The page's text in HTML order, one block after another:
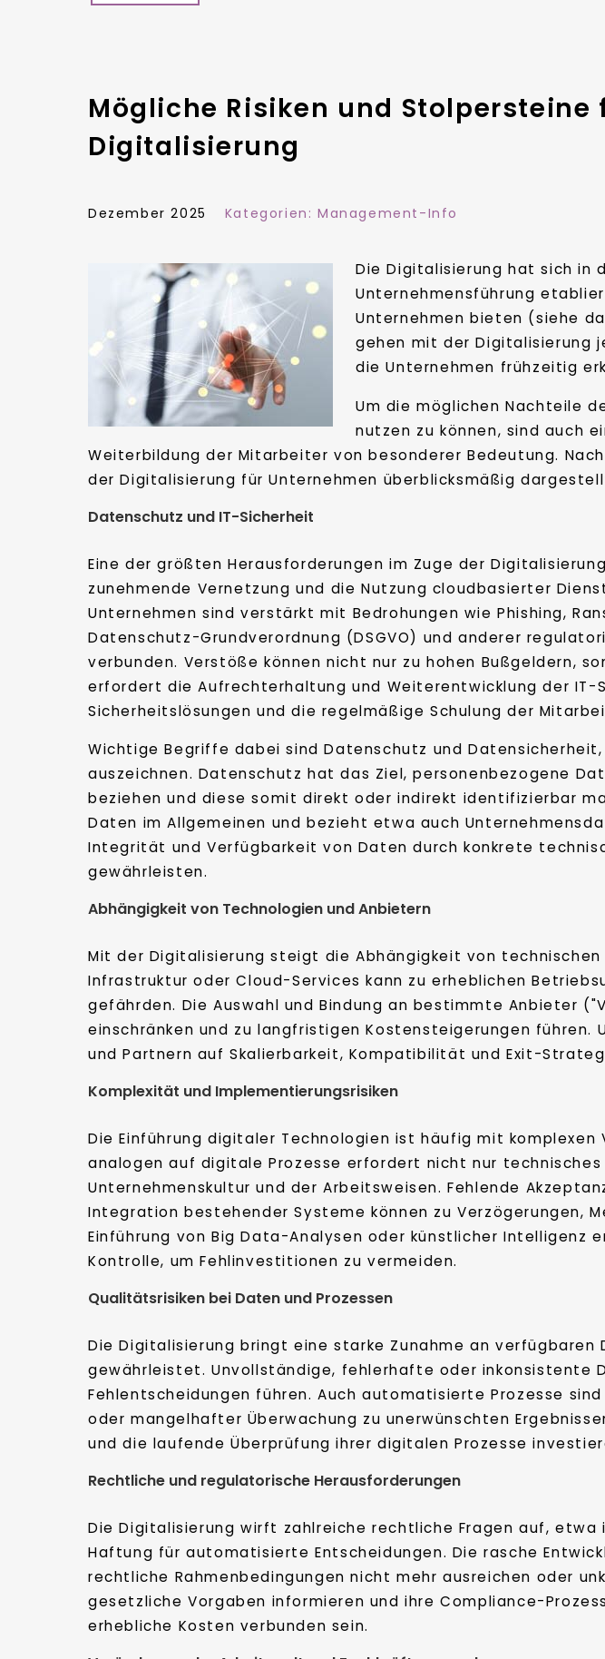
Mögliche Risiken und
Digitalisierung
Dezember 2025 Kategorien:Management-Info
Die Digitalisierung hat sich in
Unternehmensführung
Unternehmen bieten (siehe
gehen mit der Digitalisierung
die Unternehmen frühzeitig
Um die möglichen Nachteile
nutzen zu können, sind auch
Weiterbildung der Mitarbeiter von besonderer Bedeutung.
der Digitalisierung für Unternehmen überblicksmäßig
Datenschutz und IT-Sicherheit
Eine der größten Herausforderungen im Zuge der
zunehmende Vernetzung und die Nutzung cloudbasierter
Unternehmen sind verstärkt mit Bedrohungen wie Phishing,
Datenschutz-Grundverordnung (DSGVO) und anderer
verbunden. Verstöße können nicht nur zu hohen Bußgeldern,
erfordert die Aufrechterhaltung und Weiterentwicklung der
Sicherheitslösungen und die regelmäßige Schulung der
Wichtige Begriffe dabei sind Datenschutz und
auszeichnen. Datenschutz hat das Ziel, personenbezogene
beziehen und diese somit direkt oder indirekt identifizierbar
Daten im Allgemeinen und bezieht etwa auch
Integrität und Verfügbarkeit von Daten durch konkrete
gewährleisten.
Abhängigkeit von Technologien und Anbietern
Mit der Digitalisierung steigt die Abhängigkeit von
Infrastruktur oder Cloud-Services kann zu erheblichen
gefährden. Die Auswahl und Bindung an bestimmte Anbieter
einschränken und zu langfristigen Kostensteigerungen
und Partnern auf Skalierbarkeit, Kompatibilität und Exit-
Komplexität und Implementierungsrisiken
Die Einführung digitaler Technologien ist häufig mit
analogen auf digitale Prozesse erfordert nicht nur
Unternehmenskultur und der Arbeitsweisen. Fehlende
Integration bestehender Systeme können zu Verzögerungen,
Einführung von Big Data-Analysen oder künstlicher
Kontrolle, um Fehlinvestitionen zu vermeiden.
Qualitätsrisiken bei Daten und Prozessen
Die Digitalisierung bringt eine starke Zunahme an
gewährleistet. Unvollständige, fehlerhafte oder inkonsistente
Fehlentscheidungen führen. Auch automatisierte Prozesse
oder mangelhafter Überwachung zu unerwünschten
und die laufende Überprüfung ihrer digitalen Prozesse
Rechtliche und regulatorische Herausforderungen
Die Digitalisierung wirft zahlreiche rechtliche Fragen auf,
Haftung für automatisierte Entscheidungen. Die rasche
rechtliche Rahmenbedingungen nicht mehr ausreichen oder
gesetzliche Vorgaben informieren und ihre Compliance-
erhebliche Kosten verbunden sein.